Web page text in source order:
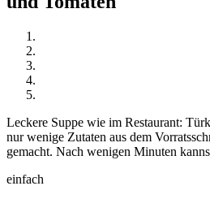
Leckere Suppe wie im Restaurant:
nur wenige Zutaten aus dem
gemacht. Nach wenigen Minuten
einfach